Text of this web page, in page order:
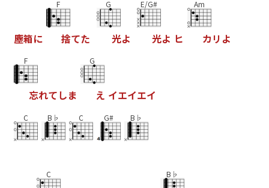
塵箱に
F
捨てた
G
光よ
E/G#
光よ ヒ
Am
カ リ よ
F
忘れてしま
G
え イエイエイ
C B♭ C G# B♭
C B♭